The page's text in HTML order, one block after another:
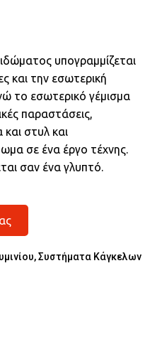
υπογραμμίζεται
και την εσωτερική
το εσωτερικό γέμισμα
παραστάσεις,
στυλ και
σε ένα έργο τέχνης.
σαν ένα γλυπτό.
,Συστήματα Κάγκελων